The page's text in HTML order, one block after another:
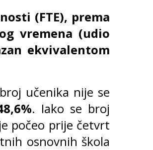
(FTE), prema
vremena (udio
ekvivalentom
učenika nije se
. Iako se broj
počeo prije četvrt
osnovnih škola